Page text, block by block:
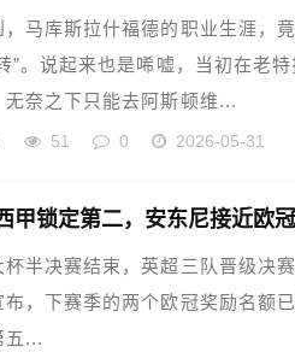
，马库斯拉什福德的职业生涯，
”。说起来也是唏嘘，当初在老
无奈之下只能去阿斯顿维...
51 0 2026-05-31
甲锁定第二，安东尼接近欧
杯半决赛结束，英超三队晋级决
布，下赛季的两个欧冠奖励名额
五...